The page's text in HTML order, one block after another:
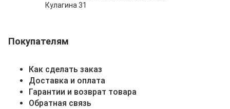
Покупателям
Как сделать заказ
Доставка и оплата
Гарантии и возврат товара
Обратная связь
Кулагина 31